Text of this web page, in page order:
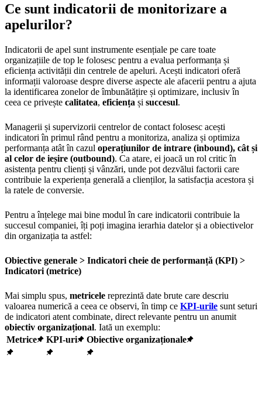
Ce sunt indicatorii de monitorizare a
apelurilor?
Indicatorii de apel sunt instrumente esențiale pe care toate
organizațiile de top le folosesc pentru a evalua performanța și
eficiența activității din centrele de apeluri. Acești indicatori oferă
informații valoroase despre diverse aspecte ale afacerii pentru a ajuta
la identificarea zonelor de îmbunătățire și optimizare, inclusiv în
ceea ce privește calitatea, eficiența și succesul.
Managerii și supervizorii centrelor de contact folosesc acești
indicatori în primul rând pentru a monitoriza, analiza și optimiza
performanța atât în cazul operațiunilor de intrare (inbound), cât și
al celor de ieșire (outbound). Ca atare, ei joacă un rol critic în
asistența pentru clienți și vânzări, unde pot dezvălui factorii care
contribuie la experiența generală a clienților, la satisfacția acestora și
la ratele de conversie.
Pentru a înțelege mai bine modul în care indicatorii contribuie la
succesul companiei, îți poți imagina ierarhia datelor și a obiectivelor
din organizația ta astfel:
Obiective generale > Indicatori cheie de performanță (KPI) >
Indicatori (metrice)
Mai simplu spus, metricele reprezintă date brute care descriu
valoarea numerică a ceea ce observi, în timp ce KPI-urile sunt seturi
de indicatori atent combinate, direct relevante pentru un anumit
obiectiv organizațional. Iată un exemplu:
Metrice
KPI-uri Obiective organizaționale